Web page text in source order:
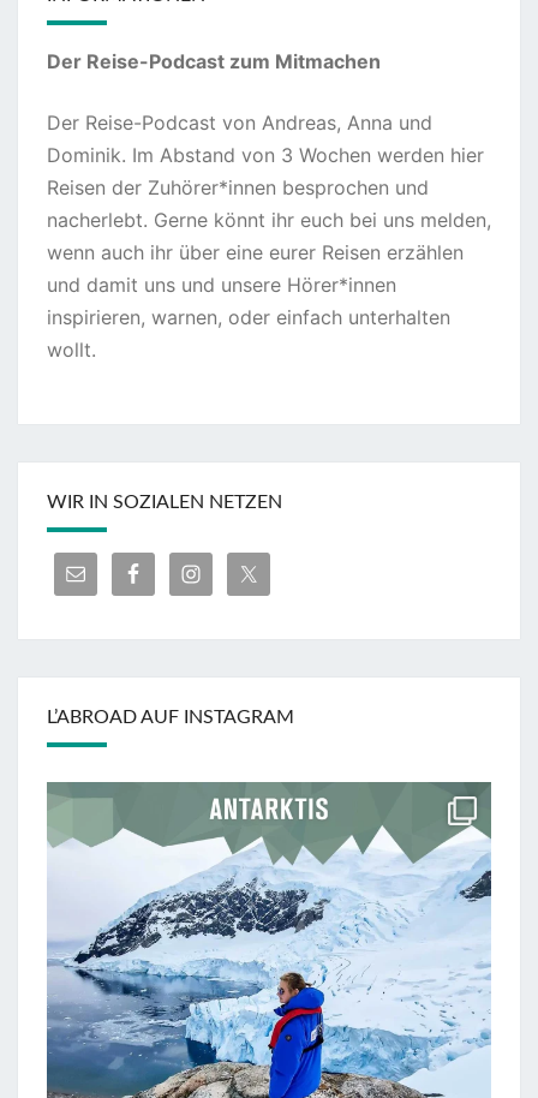
Der Reise-Podcast zum Mitmachen
Der Reise-Podcast von Andreas, Anna und
Dominik. Im Abstand von 3 Wochen werden hier
Reisen der Zuhörer*innen besprochen und
nacherlebt. Gerne könnt ihr euch bei uns melden,
wenn auch ihr über eine eurer Reisen erzählen
und damit uns und unsere Hörer*innen
inspirieren, warnen, oder einfach unterhalten
wollt.
WIR IN SOZIALEN NETZEN
L’ABROAD AUF INSTAGRAM